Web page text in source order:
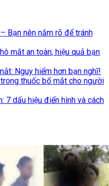
Bạn nên nắm rõ để tránh
mắt an toàn, hiệu quả bạn
Nguy hiểm hơn bạn nghĩ!
thuốc bổ mắt cho người
7 dấu hiệu điển hình và cách